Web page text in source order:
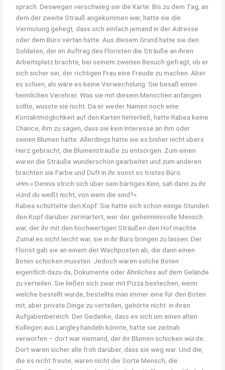
sprach. Deswegen verschwieg sie die Karte. Bis zu dem Tag, an
dem der zweite Strauß angekommen war, hatte sie die
Vermutung gehegt, dass sich einfach jemand in der Adresse
oder dem Büro vertan hatte. Aus diesem Grund hatte sie den
Soldaten, der im Auftrag des Floristen die Sträuße an ihren
Arbeitsplatz brachte, bei seinem zweiten Besuch gefragt, ob er
sich sicher sei, der richtigen Frau eine Freude zu machen. Aber
es schien, als wäre es keine Verwechslung. Sie besaß einen
heimlichen Verehrer. Was sie mit diesem Menschen anfangen
sollte, wusste sie nicht. Da er weder Namen noch eine
Kontaktmöglichkeit auf den Karten hinterließ, hatte Rabea keine
Chance, ihm zu sagen, dass sie kein Interesse an ihm oder
seinen Blumen hatte. Allerdings hatte sie es bisher nicht übers
Herz gebracht, die Blumensträuße zu entsorgen. Zum einen
waren die Sträuße wunderschön gearbeitet und zum anderen
brachten sie Farbe und Duft in ihr sonst so tristes Büro.
»Hm.« Dennis strich sich über sein bärtiges Kinn, sah dann zu ihr.
»Und du weißt nicht, von wem die sind?«
Rabea schüttelte den Kopf. Sie hatte sich schon einige Stunden
den Kopf darüber zermartert, wer der geheimnisvolle Mensch
war, der ihr mit den hochwertigen Sträußen den Hof machte.
Zumal es nicht leicht war, sie in ihr Büro bringen zu lassen. Der
Florist gab sie an einem der Wachposten ab, die dann einen
Boten schicken mussten. Jedoch waren solche Boten
eigentlich dazu da, Dokumente oder Ähnliches auf dem Gelände
zu verteilen. Sie ließen sich zwar mit Pizza bestechen, wenn
welche bestellt wurde, bestellte man immer eine für den Boten
mit, aber private Dinge zu verteilen, gehörte nicht in ihren
Aufgabenbereich. Der Gedanke, dass es sich um einen alten
Kollegen aus Langley handeln könnte, hatte sie zeitnah
verworfen – dort war niemand, der ihr Blumen schicken würde.
Dort waren sicher alle froh darüber, dass sie weg war. Und die,
die es nicht freute, waren nicht die Sorte Mensch, die